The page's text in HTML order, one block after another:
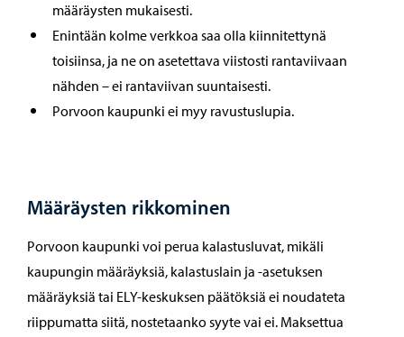
määräysten mukaisesti.
Enintään kolme verkkoa saa olla kiinnitettynä
toisiinsa, ja ne on asetettava viistosti rantaviivaan
nähden – ei rantaviivan suuntaisesti.
Porvoon kaupunki ei myy ravustuslupia.
Määräysten rikkominen
Porvoon kaupunki voi perua kalastusluvat, mikäli
kaupungin määräyksiä, kalastuslain ja -asetuksen
määräyksiä tai ELY-keskuksen päätöksiä ei noudateta
riippumatta siitä, nostetaanko syyte vai ei. Maksettua